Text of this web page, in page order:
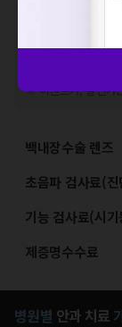
비급여 항목의 경
한 가격은 해당 의
산정될 수 있는 점
※ 이벤트가, 할인가
백내장수술 렌즈
초음파 검사료(
기능 검사료(시기
제증명수수료
병원별 안과 치료